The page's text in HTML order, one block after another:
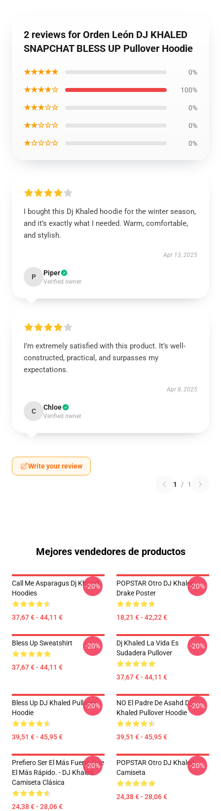
2 reviews for Orden León DJ KHALED
SNAPCHAT BLESS UP Pullover Hoodie
★★★★★ 0%
★★★★☆ 100%
★★★☆☆ 0%
★★☆☆☆ 0%
★☆☆☆☆ 0%
I bought this Dj Khaled hoodie for the winter season,
and it’s exactly what I needed. Warm, comfortable,
and stylish.
Apr 13, 2025
P Piper
Verified owner
I’m extremely satisfied with this product. It’s well-
constructed, practical, and surpasses my
expectations.
Apr 8, 2025
C Chloe
Verified owner
Write your review
1 / 1
Mejores vendedores de productos
Call Me Asparagus Dj Khaled
Hoodies
37,67 € - 44,11 €
-20%
POPSTAR Otro DJ Khaled
Drake Poster
18,21 € - 42,22 €
-20%
Bless Up Sweatshirt
37,67 € - 44,11 €
-20%
Dj Khaled La Vida Es
Sudadera Pullover
37,67 € - 44,11 €
-20%
Bless Up DJ Khaled Pullover
Hoodie
39,51 € - 45,95 €
-20%
NO El Padre De Asahd DJ
Khaled Pullover Hoodie
39,51 € - 45,95 €
-20%
Prefiero Ser El Más Fuerte Que
El Más Rápido. - DJ Khaled
Camiseta Clásica
24,38 € - 28,06 €
-20%
POPSTAR Otro DJ Khaled
Camiseta
24,38 € - 28,06 €
-20%